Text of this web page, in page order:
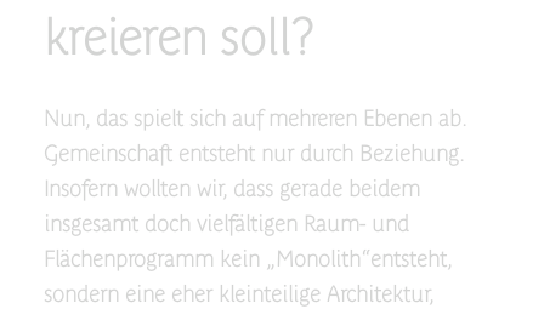
kreieren soll?
Nun, das spielt sich auf mehreren Ebenen ab.
Gemeinschaft entsteht nur durch Beziehung.
Insofern wollten wir, dass gerade beidem
insgesamt doch vielfältigen Raum- und
Flächenprogramm kein „Monolith“entsteht,
sondern eine eher kleinteilige Architektur,